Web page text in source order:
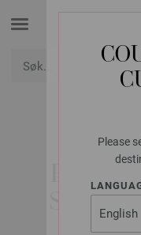
Please
BASIC-